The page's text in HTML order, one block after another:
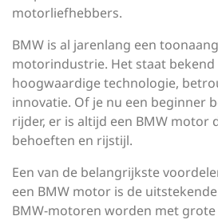
motorliefhebbers.
BMW is al jarenlang een
motorindustrie. Het staat bekend
hoogwaardige technologie,
innovatie. Of je nu een beginner
rijder, er is altijd een BMW motor
behoeften en rijstijl.
Een van de belangrijkste
een BMW motor is de
BMW-motoren worden met grote